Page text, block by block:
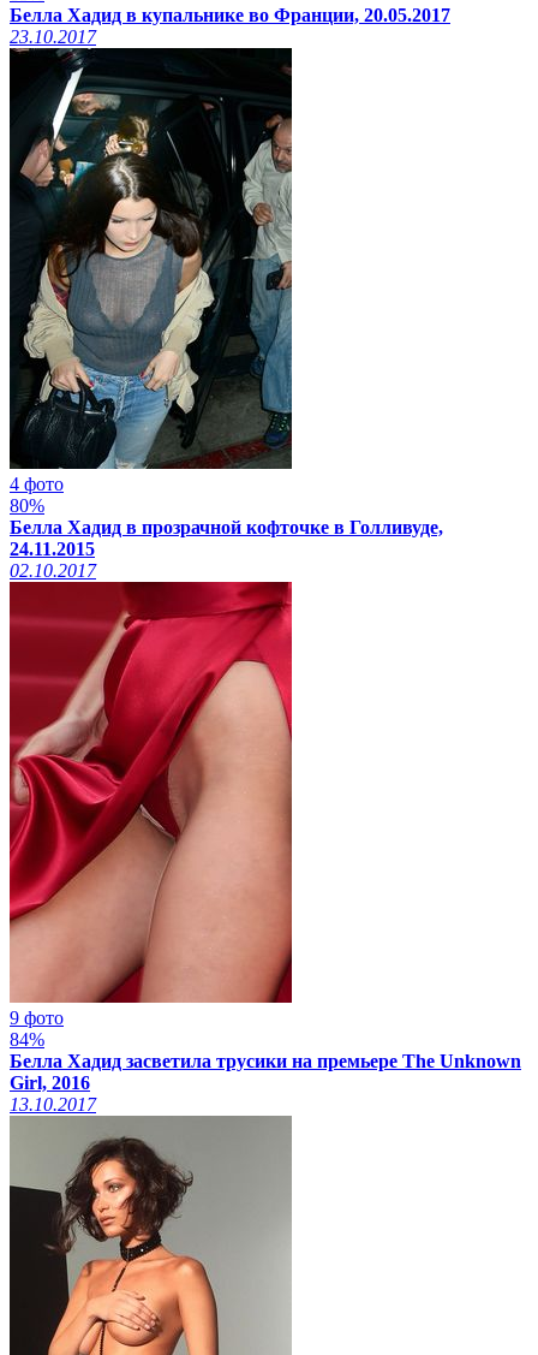
Белла Хадид в купальнике во Франции, 20.05.2017
23.10.2017
4 фото
80%
Белла Хадид в прозрачной кофточке в Голливуде,
24.11.2015
02.10.2017
9 фото
84%
Белла Хадид засветила трусики на премьере The Unknown
Girl, 2016
13.10.2017